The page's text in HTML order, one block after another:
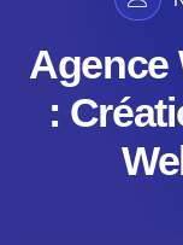
Agence
: